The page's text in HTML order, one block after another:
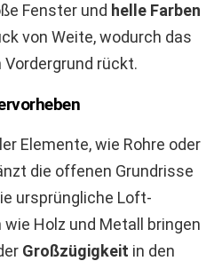
Fenster und helle Farben
von Weite, wodurch das
Vordergrund rückt.
Elemente, wie Rohre oder
die offenen Grundrisse
ursprüngliche Loft-
Holz und Metall bringen
Großzügigkeit in den